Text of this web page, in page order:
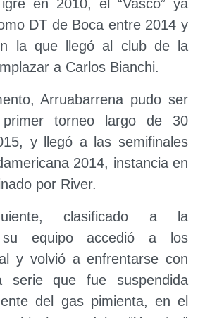
en 2010, el “Vasco” ya
DT de Boca entre 2014 y
la que llegó al club de la
a Carlos Bianchi.
Arruabarrena pudo ser
torneo largo de 30
y llegó a las semifinales
2014, instancia en
por River.
clasificado a la
su equipo accedió a los
y volvió a enfrentarse con
serie que fue suspendida
del gas pimienta, en el